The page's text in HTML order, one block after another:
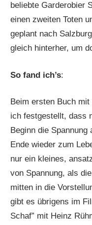
beliebte Garderobier
einen zweiten Toten
geplant nach
gleich hinterher, um
So fand ich’s:
Beim ersten Buch
ich festgestellt, dass
Beginn die
Ende wieder zum
nur ein kleines,
von Spannung, als
mitten in die
gibt es übrigens im
Schaf” mit Heinz